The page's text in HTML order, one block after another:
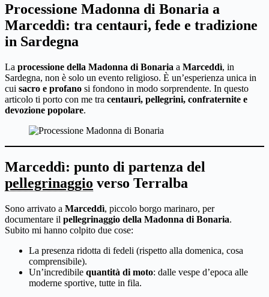
Processione Madonna di Bonaria a
Marceddì: tra centauri, fede e tradizione
in Sardegna
La processione della Madonna di Bonaria a Marceddì, in
Sardegna, non è solo un evento religioso. È un’esperienza unica in
cui sacro e profano si fondono in modo sorprendente. In questo
articolo ti porto con me tra centauri, pellegrini, confraternite e
devozione popolare.
Marceddì: punto di partenza del
pellegrinaggio verso Terralba
Sono arrivato a Marceddì, piccolo borgo marinaro, per
documentare il pellegrinaggio della Madonna di Bonaria.
Subito mi hanno colpito due cose:
La presenza ridotta di fedeli (rispetto alla domenica, cosa
comprensibile).
Un’incredibile quantità di moto: dalle vespe d’epoca alle
moderne sportive, tutte in fila.